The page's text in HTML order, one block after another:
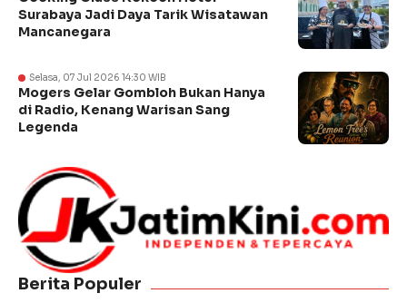
Surabaya Jadi Daya Tarik Wisatawan
Mancanegara
Selasa, 07 Jul 2026 14:30 WIB
Mogers Gelar Gombloh Bukan Hanya
di Radio, Kenang Warisan Sang
Legenda
Berita Populer